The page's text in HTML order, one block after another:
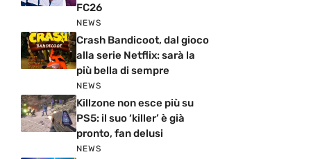
FC26
NEWS
Crash Bandicoot, dal gioco
alla serie Netflix: sarà la
più bella di sempre
NEWS
Killzone non esce più su
PS5: il suo ‘killer’ è già
pronto, fan delusi
NEWS